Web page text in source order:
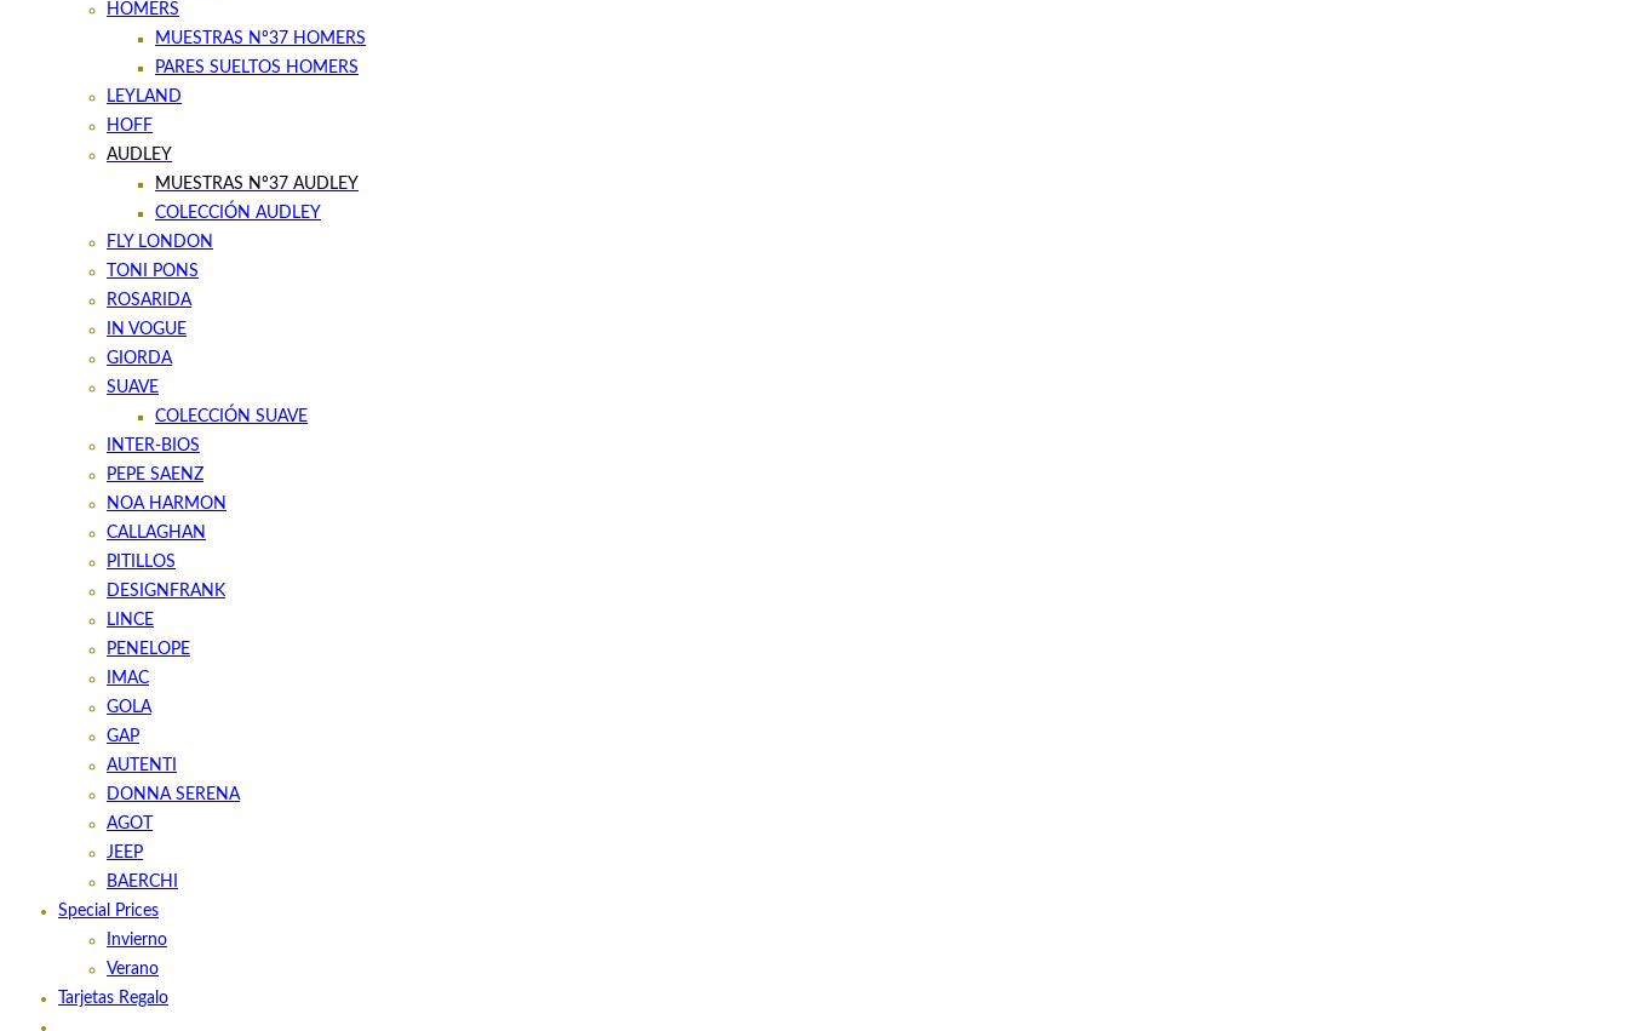
HOMERS
MUESTRAS Nº37 HOMERS
PARES SUELTOS HOMERS
LEYLAND
HOFF
AUDLEY
MUESTRAS Nº37 AUDLEY
COLECCIÓN AUDLEY
FLY LONDON
TONI PONS
ROSARIDA
IN VOGUE
GIORDA
SUAVE
COLECCIÓN SUAVE
INTER-BIOS
PEPE SAENZ
NOA HARMON
CALLAGHAN
PITILLOS
DESIGNFRANK
LINCE
PENELOPE
IMAC
GOLA
GAP
AUTENTI
DONNA SERENA
AGOT
JEEP
BAERCHI
Special Prices
Invierno
Verano
Tarjetas Regalo